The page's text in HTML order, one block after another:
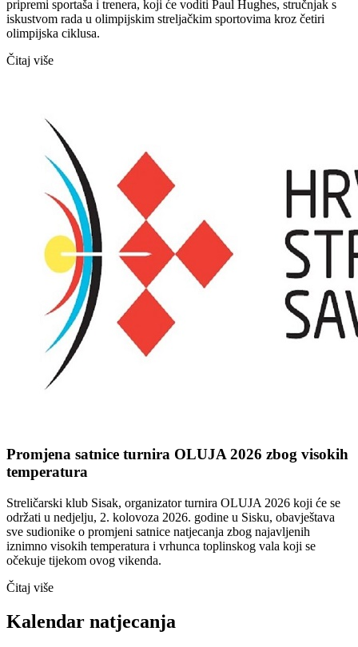
pripremi sportaša i trenera, koji će voditi Paul Hughes, stručnjak s
iskustvom rada u olimpijskim streljačkim sportovima kroz četiri
olimpijska ciklusa.
Čitaj više
Promjena satnice turnira OLUJA 2026 zbog visokih
temperatura
Streličarski klub Sisak, organizator turnira OLUJA 2026 koji će se
održati u nedjelju, 2. kolovoza 2026. godine u Sisku, obavještava
sve sudionike o promjeni satnice natjecanja zbog najavljenih
iznimno visokih temperatura i vrhunca toplinskog vala koji se
očekuje tijekom ovog vikenda.
Čitaj više
Kalendar natjecanja